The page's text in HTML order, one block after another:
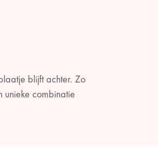
blijft achter. Zo
combinatie